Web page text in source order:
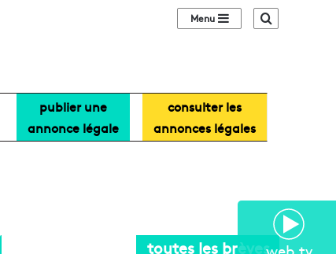
Sidebar (barre
publier une
annonce légale
consulter les
annonces légales
toutes les brèves